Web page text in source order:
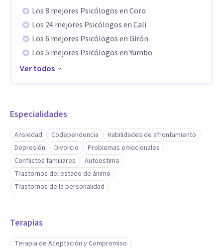
vida.
Aptitudes
En este espacio encontraras una escucha empática que te
permita expresarte sin temor a juicios y de esta manera
estructuras inconscientes que te causan malestar.
Busco guiar a los consultantes hacia el autoconocimiento,
la resignificación y la resiliencia emocional entregando
estrategias de afrontamiento y habilidades de autogestión
que impulsen el empoderamiento de su vida, no solo
Como apoyo a tu proceso por fuera de la sesión te entrego
Los 8 mejores Psicólogos en Coro
Los 24 mejores Psicólogos en Cali
Los 6 mejores Psicólogos en Girón
Los 5 mejores Psicólogos en Yumbo
Ver todos
Especialidades
Ansiedad Codependencia
Habilidades de afrontamiento
Depresión
Divorcio
Problemas emocionales
Conflictos familiares
Autoestima
Trastornos del estado de ánimo
Trastornos de la personalidad
Terapias
Terapia de Aceptación y Compromiso